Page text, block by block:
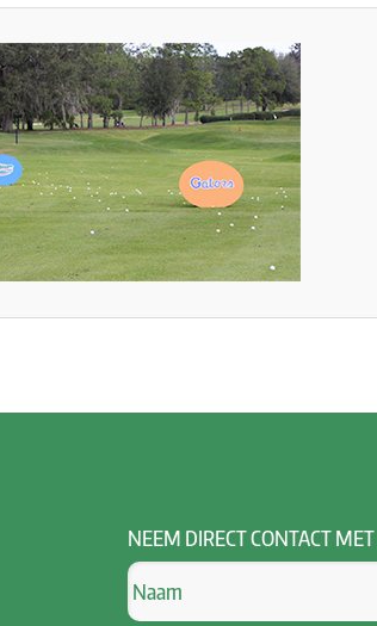
NEEM DIRECT CONTACT